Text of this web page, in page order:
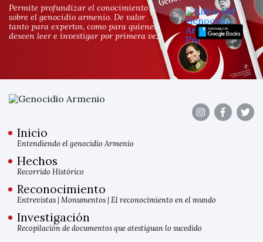
Permite profundizar el conocimiento
sobre el genocidio armenio. De valor
tanto para expertos, como para quienes
deseen leer e investigar por primera vez.
Inicio
Entendiendo el genocidio Armenio
Hechos
Recorrido Histórico
Reconocimiento
Entrevistas | Monumentos | El reconocimiento en el mundo
Investigación
Recopilación de documentos que atestiguan lo sucedido